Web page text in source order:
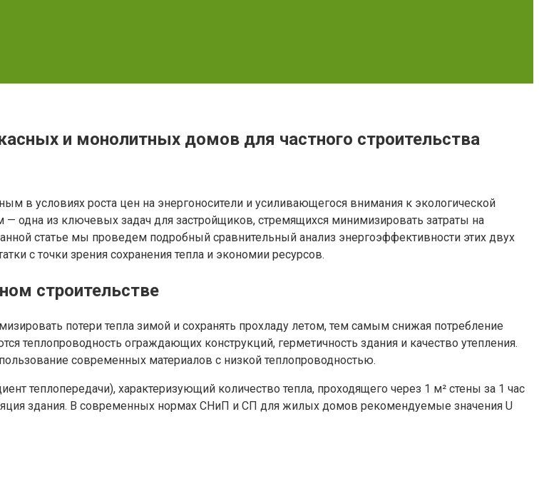
и монолитных домов для частного строительства
в условиях роста цен на энергоносители и усиливающегося внимания к экологической
одна из ключевых задач для застройщиков, стремящихся минимизировать затраты на
статье мы проведем подробный сравнительный анализ энергоэффективности этих двух
с точки зрения сохранения тепла и экономии ресурсов.
строительстве
потери тепла зимой и сохранять прохладу летом, тем самым снижая потребление
теплопроводность ограждающих конструкций, герметичность здания и качество утепления.
современных материалов с низкой теплопроводностью.
теплопередачи), характеризующий количество тепла, проходящего через 1 м² стены за 1 час
здания. В современных нормах СНиП и СП для жилых домов рекомендуемые значения U